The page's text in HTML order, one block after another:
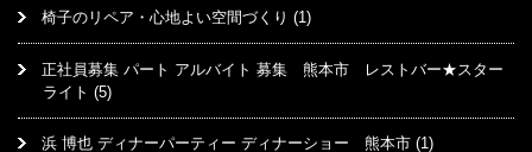
椅子のリペア・心地よい空間づくり (1)
正社員募集 パート アルバイト 募集 熊本市 レストバー★スター
ライト (5)
浜 博也 ディナーパーティー ディナーショー 熊本市 (1)